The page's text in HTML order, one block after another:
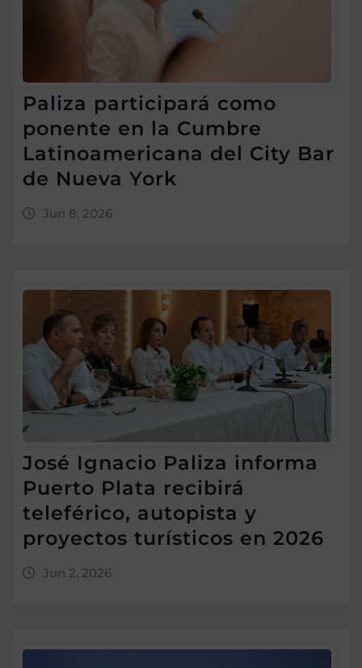
Paliza participará como
ponente en la Cumbre
Latinoamericana del City Bar
de Nueva York
Jun 8, 2026
José Ignacio Paliza informa
Puerto Plata recibirá
teleférico, autopista y
proyectos turísticos en 2026
Jun 2, 2026